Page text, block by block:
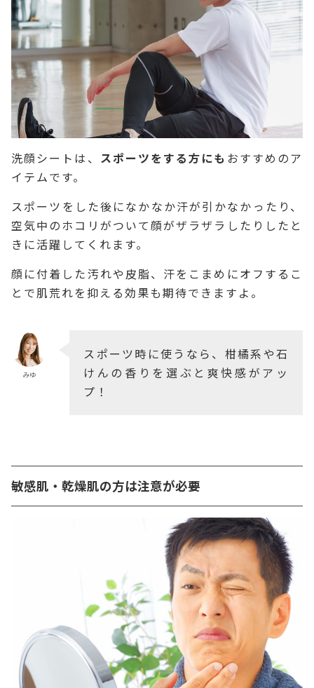
洗顔シートは、 スポーツをする方にも おすすめのア
イテムです。
スポーツをした後になかなか汗が引かなかったり、
空気中のホコリがついて顔がザラザラしたりしたと
きに活躍してくれます。
顔に付着した汚れや皮脂、汗をこまめにオフするこ
とで肌荒れを抑える効果も期待できますよ。
みゆ
スポーツ時に使うなら、柑橘系や石
けんの香りを選ぶと爽快感がアッ
プ！
敏感肌・乾燥肌の方は注意が必要